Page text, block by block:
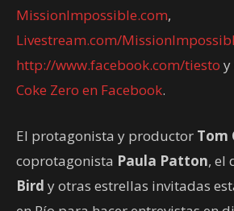
MissionImpossible.com,
Livestream.com/
http://www.facebook.com/tiesto y
Coke Zero en Facebook.
El protagonista y productor Tom
coprotagonista Paula Patton, el
Bird y otras estrellas invitadas